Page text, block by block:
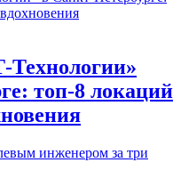
топ-8 локаций